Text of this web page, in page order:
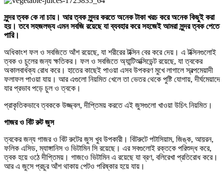
সুন্দর ত্বক কে না চায়। আর ত্বক সুন্দর করতে অনেক টাকা খরচ করে অনেক কিছুই করা
হয়। তবে সহজলভ্য এমন সবজি রয়েছে যা ব্যবহার করে সহজেই আমরা সুন্দর ত্বক পেতে
পারি।
অধিকাংশ ফল ও সবজিতে আঁশ রয়েছে, যা শরীরের টক্সিন বের করে দেয়। এ টক্সিনগুলোই
ত্বক ও চুলের জন্য ক্ষতিকর। ফল ও সবজিতে অ্যান্টিঅক্সিডেন্ট রয়েছে, যা ত্বকের
অকালবার্ধক্য রোধ করে। হাতের কাছেই পাওয়া এসব উপকরণ মুখে লাগালে স্বল্পমেয়াদী
ফলাফল পাওয়া যায়। আর এগুলো নিয়মিত খেলে তা ভেতর থেকে পুষ্টি যোগায়, দীর্ঘমেয়াদে
যার প্রভাব পড়ে চুল ও ত্বকে।
প্রাকৃতিকভাবে ত্বককে উজ্জ্বল, দীপ্তিময় করতে এই জুসগুলো খাওয়া উচিৎ নিয়মিত।
গাজর ও বিট রুট জুস
ত্বকের জন্য গাজর ও বিট রুটের জুস খুব উপকারী। বিটরুটে পটাসিয়াম, জিঙ্ক, আয়রন,
ফলিক এসিড, ম্যাঙ্গানিস ও ভিটামিন সি রয়েছে। এর সবগুলোই রক্তকে পরিশুদ্ধ করে,
ত্বক হয়ে ওঠে দীপ্তিময়। গাজওে ভিটামিন এ রয়েছে যা ব্রণ, বলিরেখা প্রতিরোধ করে।
আর এ জুসে প্রচুর আঁশ থাকায় পেটও পরিষ্কার হয়ে যায়।